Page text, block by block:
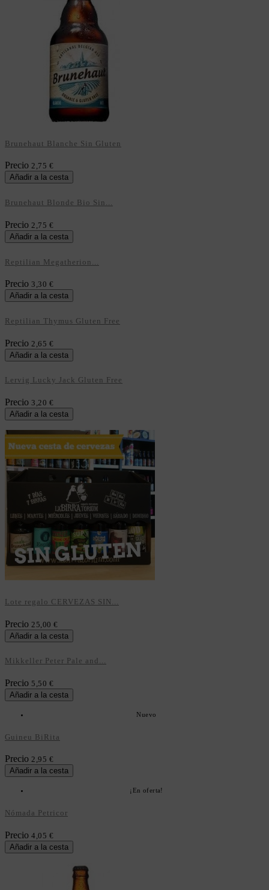
Brunehaut Blanche Sin Gluten
Precio 2,75 €
Añadir a la cesta
Brunehaut Blonde Bio Sin...
Precio 2,75 €
Añadir a la cesta
Reptilian Megatherion...
Precio 3,30 €
Añadir a la cesta
Reptilian Thymus Gluten Free
Precio 2,65 €
Añadir a la cesta
Lervig Lucky Jack Gluten Free
Precio 3,20 €
Añadir a la cesta
Lote regalo CERVEZAS SIN...
Precio 25,00 €
Añadir a la cesta
Mikkeller Peter Pale and...
Precio 5,50 €
Añadir a la cesta
Nuevo
Guineu BiRita
Precio 2,95 €
Añadir a la cesta
¡En oferta!
Nómada Petricor
Precio 4,05 €
Añadir a la cesta